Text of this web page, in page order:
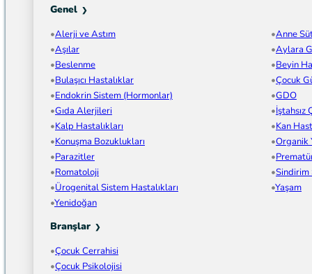
Genel
Alerji ve Astım
Anne
Aşılar
Aylara
Beslenme
Beyin
Bulaşıcı Hastalıklar
Çocuk
Endokrin Sistem (Hormonlar)
GDO
Gıda Alerjileri
İştahsız
Kalp Hastalıkları
Kan
Konuşma Bozuklukları
Organik
Parazitler
Romatoloji
Sindirim
Ürogenital Sistem Hastalıkları
Yaşam
Yenidoğan
Branşlar
Çocuk Cerrahisi
Çocuk Psikolojisi